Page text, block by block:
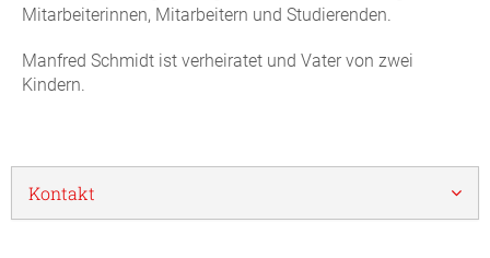
Mitarbeiterinnen, Mitarbeitern und Studierenden.
Manfred Schmidt ist verheiratet und Vater von zwei
Kindern.
Kontakt